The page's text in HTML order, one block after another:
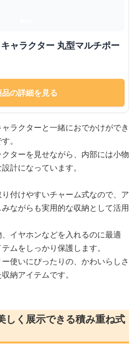
ャラクター 丸型マルチポー
品の詳細を見る
ラクターと一緒におでかけができ
。
ターを見せながら、内部には小物
計になっています。
付けやすいチャーム式なので、ア
ながらも実用的な収納として活用
イヤホンなどを入れるのに最適
ムをしっかり保護します。
使いにぴったりの、かわいらしさ
納アイテムです。
しく展示できる積み重ね式